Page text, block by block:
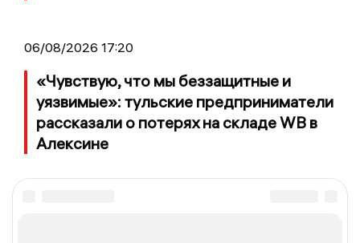
06/08/2026 17:20
«Чувствую, что мы беззащитные и
уязвимые»: тульские предприниматели
рассказали о потерях на складе WB в
Алексине